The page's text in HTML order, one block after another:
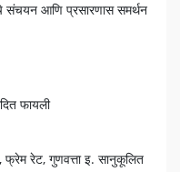
संचयन आणि प्रसारणास समर्थन
फायली
रेट, गुणवत्ता इ. सानुकूलित